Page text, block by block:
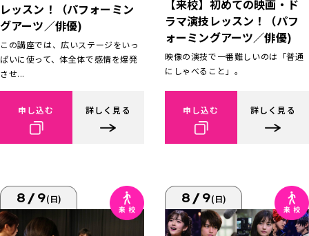
レッスン！（パフォーミン
グアーツ／俳優)
この講座では、広いステージをいっ
ぱいに使って、体全体で感情を爆発
させ...
申し込む 詳しく見る
【来校】初めての映画・ド
ラマ演技レッスン！（パフ
ォーミングアーツ／俳優)
映像の演技で一番難しいのは「普通
にしゃべること」。
申し込む 詳しく見る
8/9(日) 8/9(日)